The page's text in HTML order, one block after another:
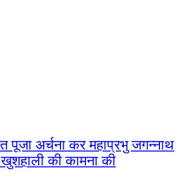
अर्चना कर महाप्रभु जगन्नाथ
की कामना की